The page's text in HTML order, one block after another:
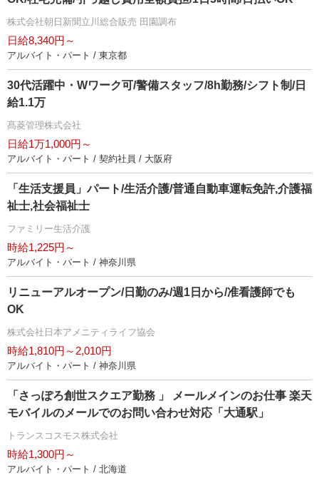
株式会社朝日新聞立川総合販売 田園調布
日給8,340円～
アルバイト・パート / 東京都
30代活躍中・Wワーク可/警備スタッフ/8h勤務/シフト制/日
給1.1万
髙菱管理株式会社
日給1万1,000円～
アルバイト・パート / 契約社員 / 大阪府
「生活支援員」パート/生活介護/普通自動車運転免許,介護福
祉士,社会福祉士
ファミリー生活介護
時給1,225円～
アルバイト・パート / 神奈川県
リニューアルオープン/日勤のみ/週1日から/准看護師でも
OK
株式会社日本アメニティライフ協会
時給1,810円～2,010円
アルバイト・パート / 神奈川県
「さっぽろ創世スクエア勤務 」 メールメインのお仕事 楽天
モバイルのメールでのお問い合わせ対応「大通駅」
トランスコスモス株式会社
時給1,300円～
アルバイト・パート / 北海道